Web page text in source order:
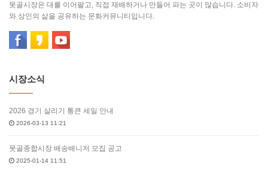
못골시장은 대를 이어팔고, 직접 재배하거나 만들어 파는 곳이 많습니다. 소비자
와 상인의 삶을 공유하는 문화커뮤니티입니다.
시장소식
2026 경기 살리기 통큰 세일 안내
2026-03-13 11:21
못골종합시장 배송배니저 모집 공고
2025-01-14 11:51